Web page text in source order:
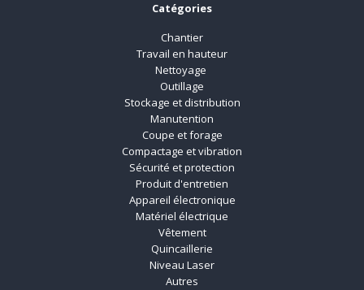
Catégories
Chantier
Travail en hauteur
Nettoyage
Outillage
Stockage et distribution
Manutention
Coupe et forage
Compactage et vibration
Sécurité et protection
Produit d'entretien
Appareil électronique
Matériel électrique
Vêtement
Quincaillerie
Niveau Laser
Autres